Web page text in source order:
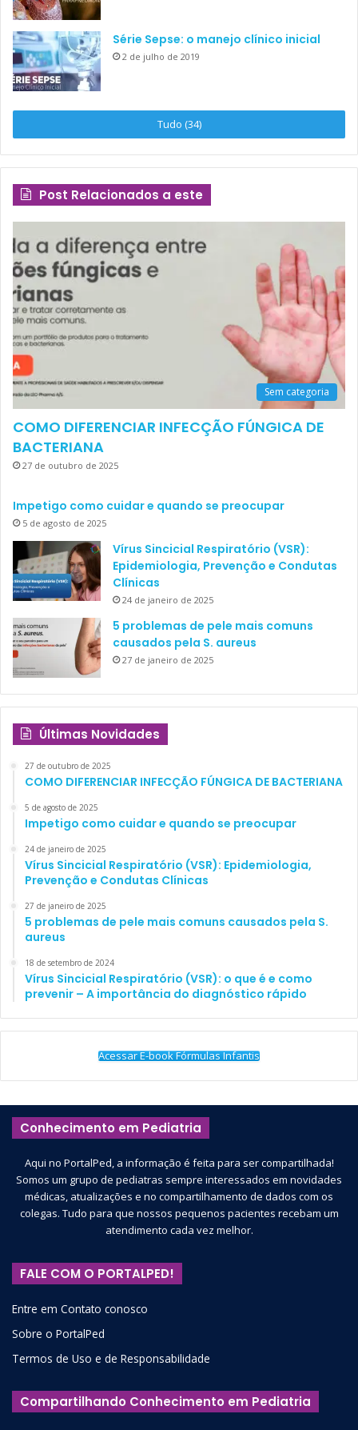
Série Sepse: o manejo clínico inicial
2 de julho de 2019
Tudo (34)
Post Relacionados a este
Sem categoria
COMO DIFERENCIAR INFECÇÃO FÚNGICA DE
BACTERIANA
27 de outubro de 2025
Impetigo como cuidar e quando se preocupar
5 de agosto de 2025
Vírus Sincicial Respiratório (VSR):
Epidemiologia, Prevenção e Condutas
Clínicas
24 de janeiro de 2025
5 problemas de pele mais comuns
causados pela S. aureus
27 de janeiro de 2025
Últimas Novidades
27 de outubro de 2025
COMO DIFERENCIAR INFECÇÃO FÚNGICA DE BACTERIANA
5 de agosto de 2025
Impetigo como cuidar e quando se preocupar
24 de janeiro de 2025
Vírus Sincicial Respiratório (VSR): Epidemiologia,
Prevenção e Condutas Clínicas
27 de janeiro de 2025
5 problemas de pele mais comuns causados pela S.
aureus
18 de setembro de 2024
Vírus Sincicial Respiratório (VSR): o que é e como
prevenir – A importância do diagnóstico rápido
Acessar E-book Fórmulas Infantis
Conhecimento em Pediatria
Aqui no PortalPed, a informação é feita para ser compartilhada!
Somos um grupo de pediatras sempre interessados em novidades
médicas, atualizações e no compartilhamento de dados com os
colegas. Tudo para que nossos pequenos pacientes recebam um
atendimento cada vez melhor.
FALE COM O PORTALPED!
Entre em Contato conosco
Sobre o PortalPed
Termos de Uso e de Responsabilidade
Compartilhando Conhecimento em Pediatria